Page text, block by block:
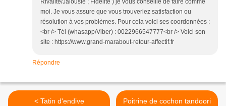
Rivalité/Jalousie ; Fidélité ) je vous conseille de faire comme
moi. Je vous assure que vous trouveriez satisfaction ou
résolution à vos problèmes. Pour cela voici ses coordonnées :
<br /> Tél (whasapp/Viber) : 0022966547777<br /> Voici son
site : https://www.grand-marabout-retour-affectif.fr
Répondre
< Tatin d'endive
Poitrine de cochon tandoori